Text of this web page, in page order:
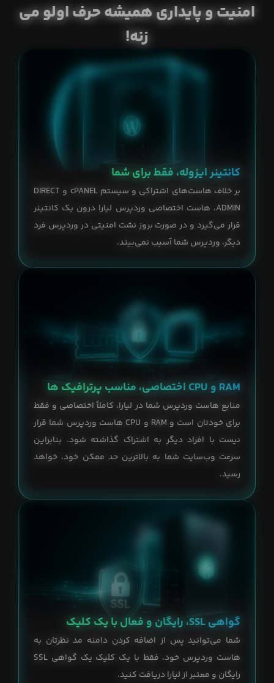
امنیت و پایداری همیشه حرف اولو می
زنه!
کانتینر ایزوله، فقط برای شما
بر خلاف هاست‌های اشتراکی و سیستم cPANEL و DIRECT
ADMIN، هاست اختصاصی وردپرس لیارا درون یک کانتینر
قرار می‌گیرد و در صورت بروز نشت امنیتی در وردپرس فرد
دیگر، وردپرس شما آسیب نمی‌بیند.
RAM و CPU اختصاصی، مناسب پرترافیک ها
منابع هاست وردپرس شما در لیارا، کاملاً اختصاصی و فقط
برای خودتان است و RAM و CPU هاست وردپرس شما قرار
نیست با افراد دیگر به اشتراک گذاشته شود. بنابراین
سرعت وب‌سایت شما به بالاترین حد ممکن خود، خواهد
رسید.
گواهی SSL، رایگان و فعال با یک کلیک
شما می‌توانید پس از اضافه کردن دامنه مد نظرتان به
هاست وردپرس خود، فقط با یک کلیک یک گواهی SSL
رایگان و معتبر از لیارا دریافت کنید.